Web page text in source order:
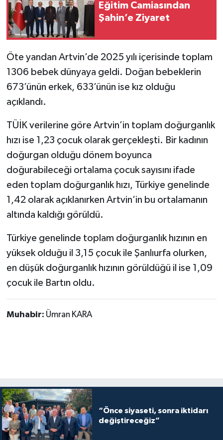
Eğitim Camiasından
Şahin’e Ziyaret
Öte yandan Artvin’de 2025 yılı içerisinde toplam
1306 bebek dünyaya geldi. Doğan bebeklerin
673’ünün erkek, 633’ünün ise kız olduğu
açıklandı.
TÜİK verilerine göre Artvin’in toplam doğurganlık
hızı ise 1,23 çocuk olarak gerçekleşti. Bir kadının
doğurgan olduğu dönem boyunca
doğurabileceği ortalama çocuk sayısını ifade
eden toplam doğurganlık hızı, Türkiye genelinde
1,42 olarak açıklanırken Artvin’in bu ortalamanın
altında kaldığı görüldü.
Türkiye genelinde toplam doğurganlık hızının en
yüksek olduğu il 3,15 çocuk ile Şanlıurfa olurken,
en düşük doğurganlık hızının görüldüğü il ise 1,09
çocuk ile Bartın oldu.
Muhabir: Ümran KARA
“Önce siyaseti, sonra iktidarı
değiştireceğiz”